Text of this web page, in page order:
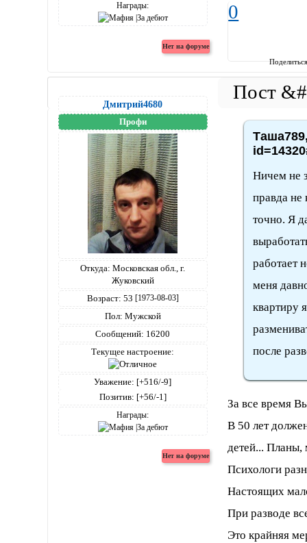
Награды: 0
Дмитрий4680
Профи
Откуда: Московская обл., г.
Жуковский
Возраст: 53 [1973-08-03]
Пол: Мужской
Сообщений: 16200
Текущее настроение:
Уважение: [+516/-9]
Позитив: [+56/-1]
Награды:
Ничем не
правда не
точно. Я
работает
меня
квартиру
после
За все время
В 50 лет
детей... Планы,
Психологи
Настоящих
При разводе
Это крайняя